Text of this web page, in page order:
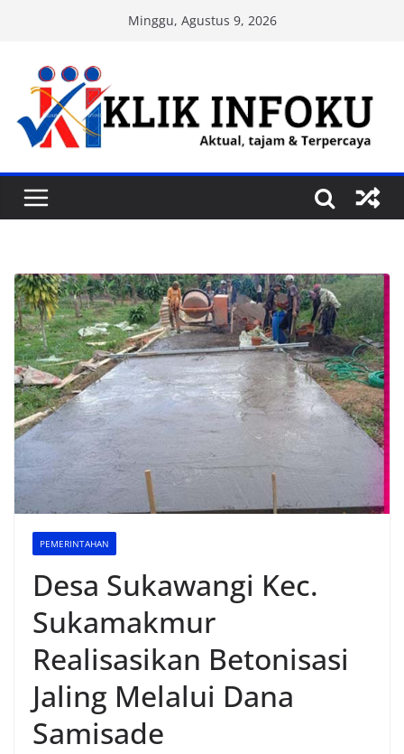
content
Minggu, Agustus 9, 2026
PEMERINTAHAN
Desa Sukawangi Kec.
Sukamakmur
Realisasikan Betonisasi
Jaling Melalui Dana
Samisade